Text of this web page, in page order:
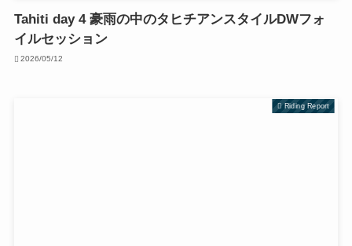
Tahiti day 4 豪雨の中のタヒチアンスタイルDWフォ
イルセッション
2026/05/12
Riding Report